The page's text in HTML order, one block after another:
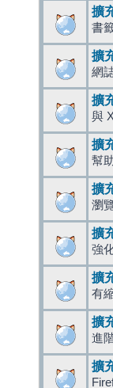
擴
書
擴
網
擴
與
擴
幫
擴
瀏
擴
強
擴
有
擴
進
擴